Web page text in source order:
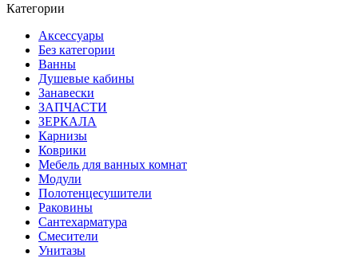
Категории
Аксессуары
Без категории
Ванны
Душевые кабины
Занавески
ЗАПЧАСТИ
ЗЕРКАЛА
Карнизы
Коврики
Мебель для ванных комнат
Модули
Полотенцесушители
Раковины
Сантехарматура
Смесители
Унитазы